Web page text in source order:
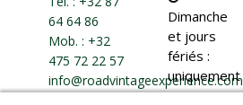
64 64 86
Mob. : +32
475 72 22 57
info@roadvintageexperience.com
Dimanche
et jours
fériés :
uniquement
sur